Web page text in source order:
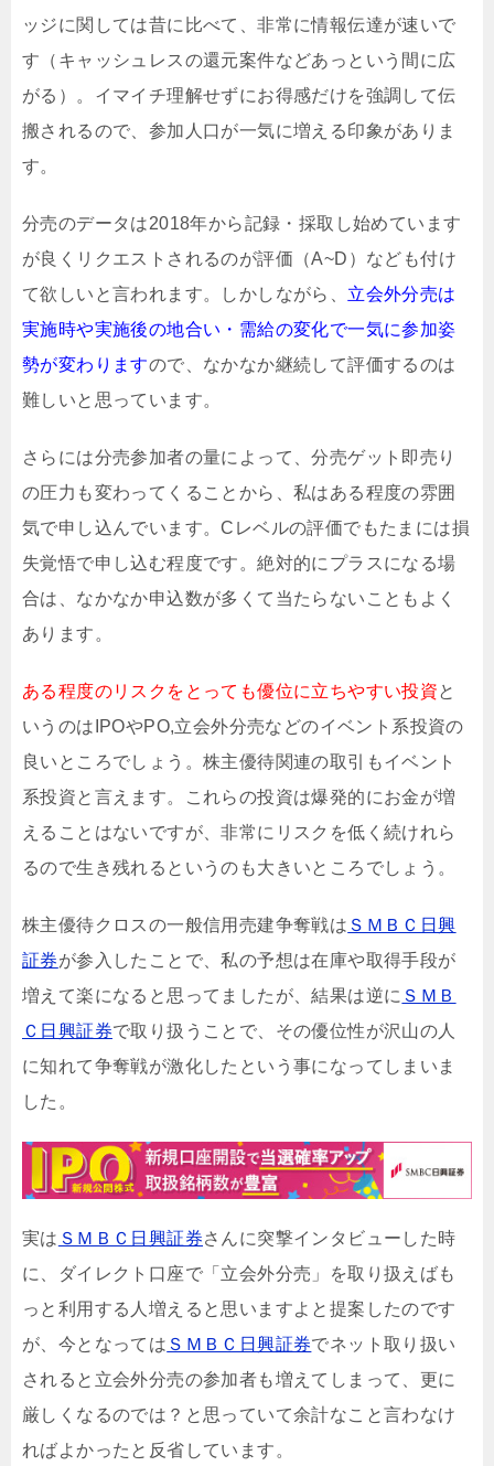
ッジに関しては昔に比べて、非常に情報伝達が速いで
す（キャッシュレスの還元案件などあっという間に広
がる）。イマイチ理解せずにお得感だけを強調して伝
搬されるので、参加人口が一気に増える印象がありま
す。
分売のデータは2018年から記録・採取し始めています
が良くリクエストされるのが評価（A~D）なども付け
て欲しいと言われます。しかしながら、 立会外分売は
実施時や実施後の地合い・需給の変化で一気に参加姿
勢が変わりますので、なかなか継続して評価するのは
難しいと思っています。
さらには分売参加者の量によって、分売ゲット即売り
の圧力も変わってくることから、私はある程度の雰囲
気で申し込んでいます。Cレベルの評価でもたまには損
失覚悟で申し込む程度です。絶対的にプラスになる場
合は、なかなか申込数が多くて当たらないこともよく
あります。
ある程度のリスクをとっても優位に立ちやすい投資と
いうのはIPOやPO,立会外分売などのイベント系投資の
良いところでしょう。株主優待関連の取引もイベント
系投資と言えます。これらの投資は爆発的にお金が増
えることはないですが、非常にリスクを低く続けれら
るので生き残れるというのも大きいところでしょう。
株主優待クロスの一般信用売建争奪戦は ＳＭＢＣ日興
証券が参入したことで、私の予想は在庫や取得手段が
増えて楽になると思ってましたが、結果は逆に ＳＭＢ
Ｃ日興証券で取り扱うことで、その優位性が沢山の人
に知れて争奪戦が激化したという事になってしまいま
した。
実は ＳＭＢＣ日興証券さんに突撃インタビューした時
に、ダイレクト口座で「立会外分売」を取り扱えばも
っと利用する人増えると思いますよと提案したのです
が、今となっては ＳＭＢＣ日興証券でネット取り扱い
されると立会外分売の参加者も増えてしまって、更に
厳しくなるのでは？と思っていて余計なこと言わなけ
ればよかったと反省しています。